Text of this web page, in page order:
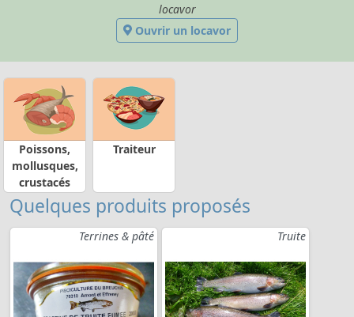
locavor
Ouvrir un locavor
Poissons,
mollusques,
crustacés
Traiteur
Quelques produits proposés
Terrines & pâté Truite